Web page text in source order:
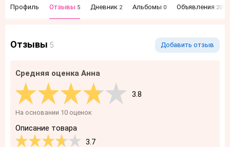
Профиль Отзывы 5 Дневник 2 Альбомы 0 Объявления 20
Отзывы 5 Добавить отзыв
Средняя оценка Анна
3.8
На основании 10 оценок
Описание товара
3.7